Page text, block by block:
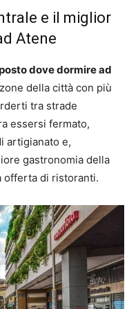
e il miglior
Atene
dove dormire ad
della città con più
tra strade
essersi fermato,
artigianato e,
gastronomia della
offerta di ristoranti.